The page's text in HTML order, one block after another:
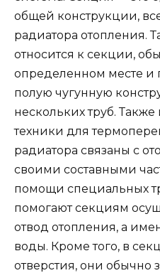
общей конструкции,
радиатора отопления.
относится к секции,
определенном месте и
полую чугунную
нескольких труб.
техники для
радиатора связаны с
своими составными
помощи специальных
помогают секциям
отвод отопления, а
воды. Кроме того, в
отверстия, они обычно